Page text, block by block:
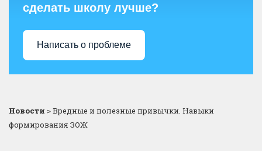
сделать школу лучше?
Написать о проблеме
Новости >Вредные и полезные привычки. Навыки
формирования ЗОЖ